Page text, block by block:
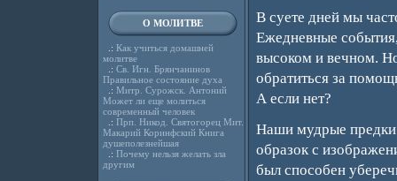
О МОЛИТВЕ
.: Как учиться домашней
молитве
.: Св. Игн. Брянчанинов
Правильное состояние духа
.: Митр. Сурожск. Антоний
Может ли еще молиться
современный человек
.: Прп. Никод. Святогорец Мит.
Макарий Коринфский Книга
душеполезнейшая
.: Почему нельзя желать зла
другим
В суете дней мы
Ежедневные
высоком и вечном.
обратиться за
А если нет?
Наши мудрые предки
образок с
был способен